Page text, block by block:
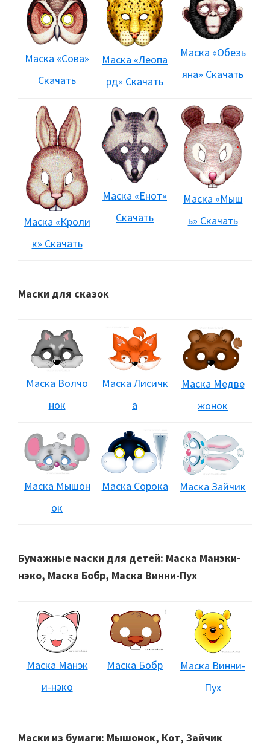
Маска «Сова»
Скачать
Маска «Леопа
рд» Скачать
Маска «Обезь
яна» Скачать
Маска «Кроли
к» Скачать
Маска «Енот»
Скачать
Маска «Мыш
ь» Скачать
Маски для сказок
Маска Волчо
нок
Маска Лисичк
а
Маска Медве
жонок
Маска Мышон
ок
Маска Сорока Маска Зайчик
Бумажные маски для детей: Маска Манэки-
нэко, Маска Бобр, Маска Винни-Пух
Маска Манэк
и-нэко
Маска Бобр
Маска Винни-
Пух
Маски из бумаги: Мышонок, Кот, Зайчик